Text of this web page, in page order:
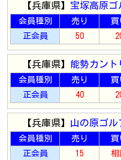
【兵庫県】 宝塚高原ゴ
会員種別 売り 買
正会員
50
【兵庫県】 能勢カント
会員種別 売り 買
正会員
40
【兵庫県】 山の原ゴル
会員種別 売り 買
正会員
15 相